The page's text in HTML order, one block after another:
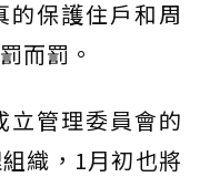
的保護住戶和周
而罰。
立管理委員會的
織，1月初也將